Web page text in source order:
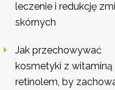
leczenie i redukcję
skórnych
Jak przechowywać
kosmetyki z witaminą
retinolem, by